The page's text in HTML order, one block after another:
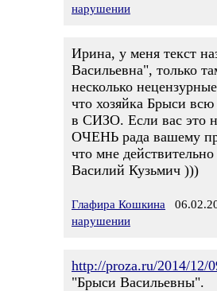
нарушении
Ирина, у меня текст
Васильевна", только
несколько
что хозяйка Брыси
в СИЗО. Если вас это
ОЧЕНЬ рада вашему
что мне
Василий Кузьмич )))
Глафира Кошкина
нарушении
http://proza.ru/2014/12/
"Брыси Васильевны".